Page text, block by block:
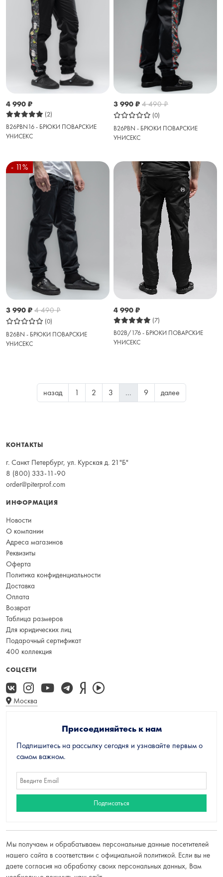
4 990 ₽
(2)
B26PBN16 - БРЮКИ ПОВАРСКИЕ
УНИСЕКС
3 990 ₽ 4 490₽
(0)
B26PBN - БРЮКИ ПОВАРСКИЕ
УНИСЕКС
- 11%
3 990 ₽ 4 490₽
(0)
B26BN - БРЮКИ ПОВАРСКИЕ
УНИСЕКС
4 990 ₽
(7)
B02B/176 - БРЮКИ ПОВАРСКИЕ
УНИСЕКС
назад 1 2 3 ... 9 далее
КОНТАКТЫ
г. Санкт Петербург, ул. Курская д. 21"Б"
8 (800) 333-11-90
order@piterprof.com
ИНФОРМАЦИЯ
Новости
О компании
Адреса магазинов
Реквизиты
Оферта
Политика конфиденциальности
Доставка
Оплата
Возврат
Таблица размеров
Для юридических лиц
Подарочный сертификат
400 коллекция
СОЦСЕТИ
Москва
Присоединяйтесь к нам
Подпишитесь на рассылку сегодня и узнавайте первым о
самом важном.
Мы получаем и обрабатываем персональные данные посетителей
нашего сайта в соответствии с официальной политикой. Если вы не
даете согласия на обработку своих персональных данных, Вам